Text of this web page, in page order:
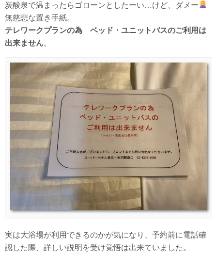
炭酸泉で温まったらゴローンとしたーい…けど、ダメー
無慈悲な置き手紙。
テレワークプランの為 ベッド・ユニットバスのご利用は
出来ません。
実は大浴場が利用できるのかが気になり、予約前に電話確
認した際、詳しい説明を受け覚悟は出来ていました。